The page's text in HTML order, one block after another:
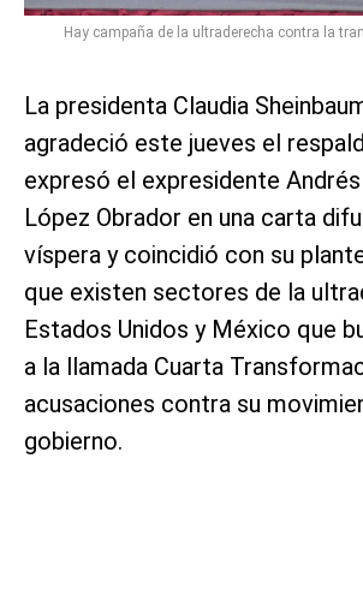
Hay campaña de la ultraderecha contra la
La presidenta Claudia
agradeció este jueves el
expresó el expresidente
López Obrador en una carta
víspera y coincidió con su
que existen sectores de la
Estados Unidos y México que
a la llamada Cuarta
acusaciones contra su
gobierno.